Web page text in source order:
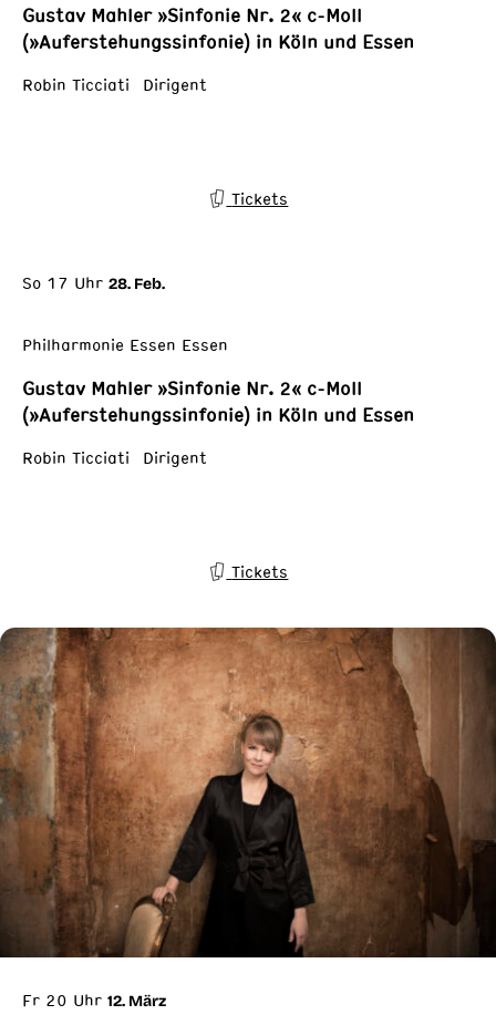
Gustav Mahler »Sinfonie Nr. 2« c-Moll
(»Auferstehungssinfonie) in Köln und Essen
Robin Ticciati Dirigent
Tickets
So 17 Uhr 28. Feb.
Philharmonie Essen Essen
Gustav Mahler »Sinfonie Nr. 2« c-Moll
(»Auferstehungssinfonie) in Köln und Essen
Robin Ticciati Dirigent
Tickets
Fr 20 Uhr 12. März